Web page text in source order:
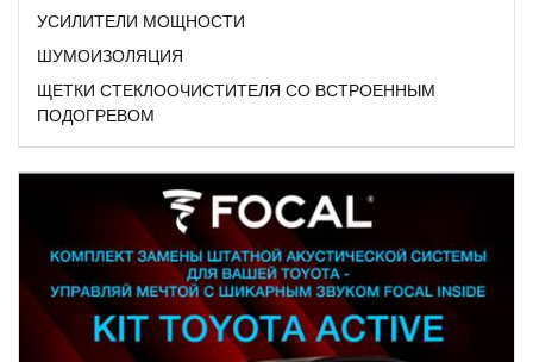
УСИЛИТЕЛИ МОЩНОСТИ
ШУМОИЗОЛЯЦИЯ
ЩЕТКИ СТЕКЛООЧИСТИТЕЛЯ СО ВСТРОЕННЫМ
ПОДОГРЕВОМ